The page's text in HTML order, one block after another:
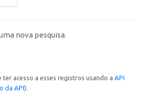
nova pesquisa.
acesso a esses registros usando a API
da API).